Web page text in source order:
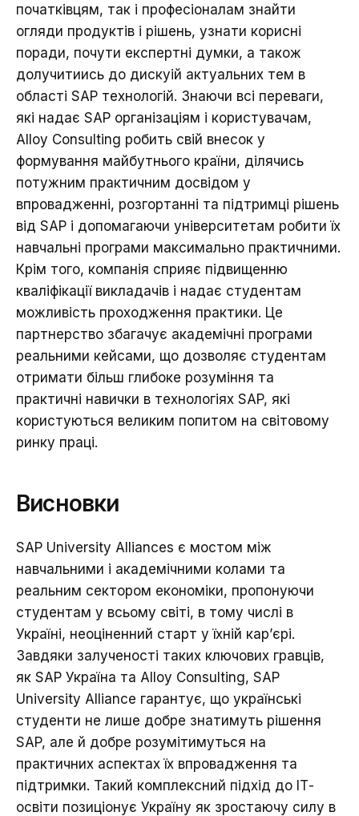
початківцям, так і професіоналам знайти
огляди продуктів і рішень, узнати корисні
поради, почути експертні думки, а також
долучитиись до дискуій актуальних тем в
області SAP технологій. Знаючи всі переваги,
які надає SAP організаціям і користувачам,
Alloy Cоnsulting робить свій внесок у
формування майбутнього країни, ділячись
потужним практичним досвідом у
впровадженні, розгортанні та підтримці рішень
від SAP і допомагаючи університетам робити їх
навчальні програми максимально практичними.
Крім того, компанія сприяє підвищенню
кваліфікації викладачів і надає студентам
можливість проходження практики. Це
партнерство збагачує академічні програми
реальними кейсами, що дозволяє студентам
отримати більш глибоке розуміння та
практичні навички в технологіях SAP, які
користуються великим попитом на світовому
ринку праці.
Висновки
SAP University Alliances є мостом між
навчальними і академічними колами та
реальним сектором економіки, пропонуючи
студентам у всьому світі, в тому числі в
Україні, неоціненний старт у їхній кар’єрі.
Завдяки залученості таких ключових гравців,
як SAP Україна та Alloy Consulting, SAP
University Alliance гарантує, що українські
студенти не лише добре знатимуть рішення
SAP, але й добре розумітимуться на
практичних аспектах їх впровадження та
підтримки. Такий комплексний підхід до ІТ-
освіти позиціонує Україну як зростаючу силу в